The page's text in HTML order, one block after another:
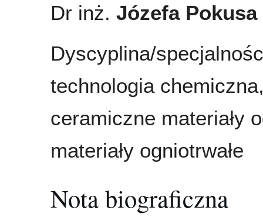
Dr inż. Józefa Pokusa
Dyscyplina/
technologia
ceramiczne materiały
materiały ogniotrwałe
Nota biograficzna